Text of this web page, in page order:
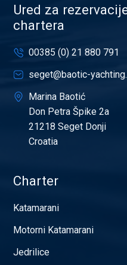
Ured za
chartera
00385 (0) 21 880 791
seget@baotic-
Marina Baotić
Don Petra Špike 2a
21218 Seget Donji
Croatia
Charter
Katamarani
Motorni Katamarani
Jedrilice